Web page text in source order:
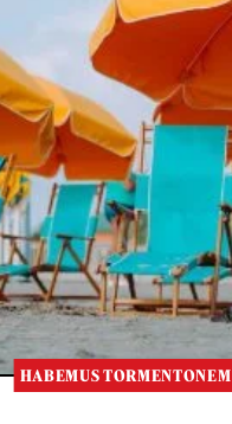
HABEMUS TORMENTONEM